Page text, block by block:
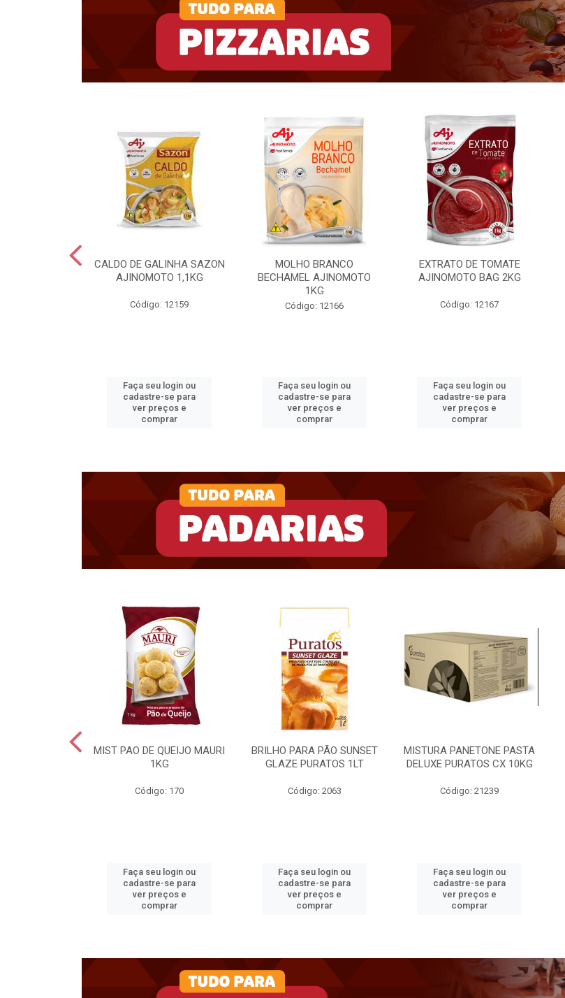
CALDO DE GALINHA SAZON
AJINOMOTO 1,1KG
Código: 12159
Faça seu login ou
cadastre-se para
ver preços e
comprar
MOLHO BRANCO
BECHAMEL AJINOMOTO
1KG
Código: 12166
Faça seu login ou
cadastre-se para
ver preços e
comprar
EXTRATO DE TOMATE
AJINOMOTO BAG 2KG
Código: 12167
Faça seu login ou
cadastre-se para
ver preços e
comprar
MIST PAO DE QUEIJO MAURI
1KG
Código: 170
Faça seu login ou
cadastre-se para
ver preços e
comprar
BRILHO PARA PÃO SUNSET
GLAZE PURATOS 1LT
Código: 2063
Faça seu login ou
cadastre-se para
ver preços e
comprar
MISTURA PANETONE PASTA
DELUXE PURATOS CX 10KG
Código: 21239
Faça seu login ou
cadastre-se para
ver preços e
comprar